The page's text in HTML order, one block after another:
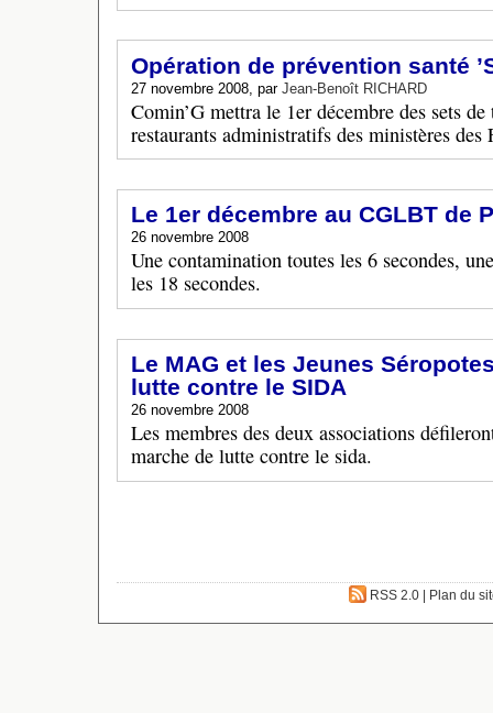
Opération de prévention santé
27 novembre 2008, par Jean-Benoît RICHARD
Comin’G mettra le 1er décembre des sets
restaurants administratifs des ministères des
Le 1er décembre au CGLBT de
26 novembre 2008
Une contamination toutes les 6 secondes,
les 18 secondes.
Le MAG et les Jeunes
lutte contre le SIDA
26 novembre 2008
Les membres des deux associations
marche de lutte contre le sida.
RSS 2.0 Plan du